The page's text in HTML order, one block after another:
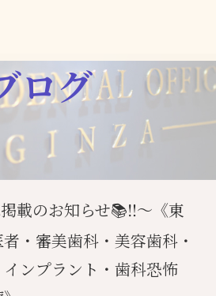
ログ
載のお知らせ📚‼️〜《東
・審美歯科・美容歯科・
ンプラント・歯科恐怖